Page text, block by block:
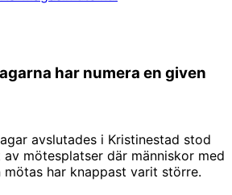
har numera en given
avslutades i Kristinestad stod
mötesplatser där människor med
har knappast varit större.